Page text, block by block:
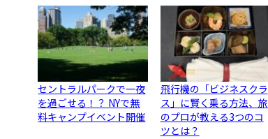
セントラルパークで一夜
を過ごせる！？ NYで無
料キャンプイベント開催
飛行機の「ビジネスクラ
ス」に賢く乗る方法、旅
のプロが教える3つのコ
ツとは？